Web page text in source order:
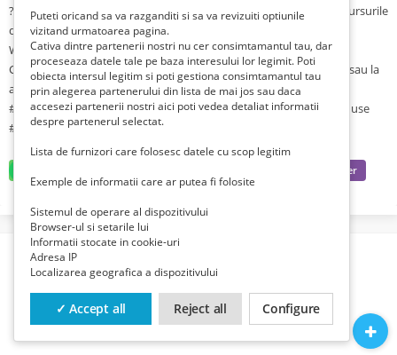
????Beneficiază la inscriere de -20% reducere,conform ofertei, la cursurile
de limba germana online selectionate.
Website: www.germankulturhaus.ro
Contactează-ne pt mai multe detalii la numărul ????0773 973 955 sau la
adresa de mail ???? contact@germankulturhaus.ro
#cursurionline #germanalive #summersale #reduceri #cursurireduse
#promotievara
Puteti oricand sa va razganditi si sa va revizuiti optiunile
vizitand urmatoarea pagina.
Cativa dintre partenerii nostri nu cer consimtamantul tau, dar
proceseaza datele tale pe baza interesului lor legimit. Poti
obiecta intersul legitim si poti gestiona consimtamantul tau
prin alegerea partenerului din lista de mai jos sau daca
accesezi partenerii nostri aici poti vedea detaliat informatii
despre partenerul selectat.
Lista de furnizori care folosesc datele cu scop legitim
Exemple de informatii care ar putea fi folosite
Sistemul de operare al dispozitivului
Browser-ul si setarile lui
Informatii stocate in cookie-uri
Adresa IP
Localizarea geografica a dispozitivului
✓ Accept all Reject all Configure